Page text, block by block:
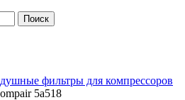
Поиск
фильтры для компрессоров
5a518